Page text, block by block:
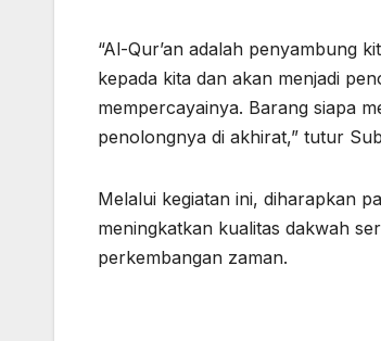
“Al-Qur’an adalah penyambung
kepada kita dan akan menjadi
mempercayainya. Barang siapa
penolongnya di akhirat,” tutur
Melalui kegiatan ini, diharapkan
meningkatkan kualitas dakwah
perkembangan zaman.